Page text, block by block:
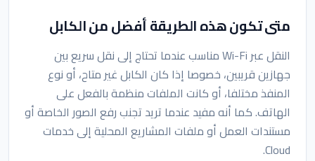
متى تكون هذه الطريقة أفضل من الكابل
النقل عبر Wi-Fi مناسب عندما تحتاج إلى نقل سريع بين
جهازين قريبين، خصوصا إذا كان الكابل غير متاح، أو نوع
المنفذ مختلفا، أو كانت الملفات منظمة بالفعل على
الهاتف. كما أنه مفيد عندما تريد تجنب رفع الصور الخاصة أو
مستندات العمل أو ملفات المشاريع المحلية إلى خدمات
Cloud.